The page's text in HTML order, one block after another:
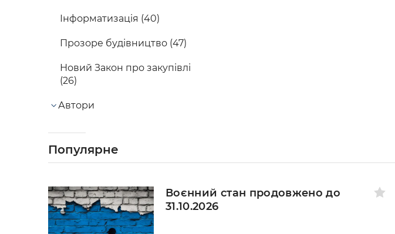
Інформатизація (40)
Прозоре будівництво (47)
Новий Закон про закупівлі
(26)
Автори
Популярне
Воєнний стан продовжено до
31.10.2026